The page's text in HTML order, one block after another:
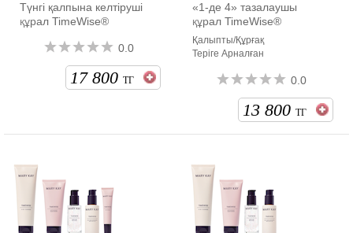
Түнгі қалпына келтіруші
құрал TimeWise®
0.0
17 800 ТГ
«1-де 4» тазалаушы
құрал TimeWise®
Қалыпты/Құрғақ
Теріге Арналған
0.0
13 800 ТГ